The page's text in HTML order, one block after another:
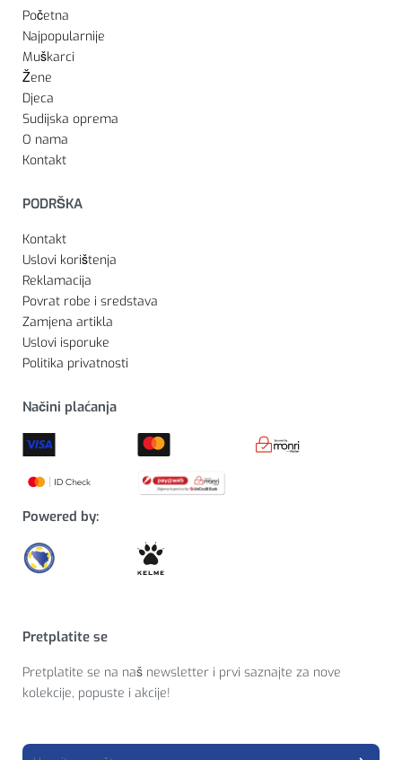
Početna
Najpopularnije
Muškarci
Žene
Djeca
Sudijska oprema
O nama
Kontakt
PODRŠKA
Kontakt
Uslovi korištenja
Reklamacija
Povrat robe i sredstava
Zamjena artikla
Uslovi isporuke
Politika privatnosti
Načini plaćanja
Powered by:
Pretplatite se
Pretplatite se na naš newsletter i prvi saznajte za nove
kolekcije, popuste i akcije!